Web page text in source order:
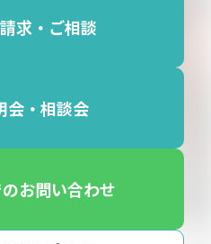
求・ご相談
会・相談会
お問い合わせ